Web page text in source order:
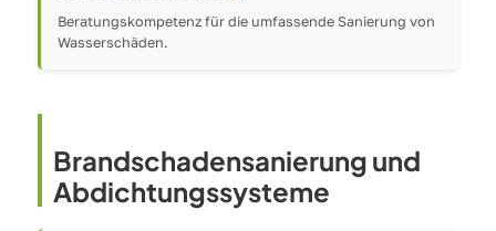
Beratungskompetenz für die umfassende Sanierung von
Wasserschäden.
Brandschadensanierung und
Abdichtungssysteme